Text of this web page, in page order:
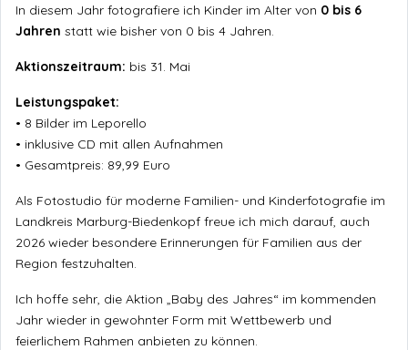
In diesem Jahr fotografiere ich Kinder im Alter von 0 bis 6
Jahren statt wie bisher von 0 bis 4 Jahren.
Aktionszeitraum: bis 31. Mai
Leistungspaket:
• 8 Bilder im Leporello
• inklusive CD mit allen Aufnahmen
• Gesamtpreis: 89,99 Euro
Als Fotostudio für moderne Familien- und Kinderfotografie im
Landkreis Marburg-Biedenkopf freue ich mich darauf, auch
2026 wieder besondere Erinnerungen für Familien aus der
Region festzuhalten.
Ich hoffe sehr, die Aktion „Baby des Jahres“ im kommenden
Jahr wieder in gewohnter Form mit Wettbewerb und
feierlichem Rahmen anbieten zu können.